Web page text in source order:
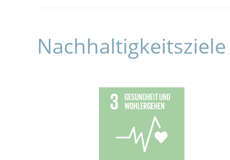
Nachhaltigkeitsziele